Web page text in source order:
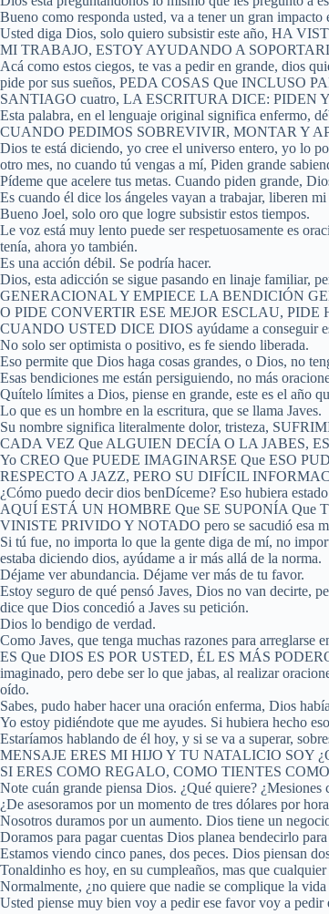
Bueno como responda usted, va a tener un gran impacto
Usted diga Dios, solo quiero subsistir este año, HA
MI TRABAJO, ESTOY AYUDANDO A
Acá como estos ciegos, te vas a pedir en grande, dios
pide por sus sueños, PEDA COSAS Que INCLUSO
SANTIAGO cuatro, LA ESCRITURA DICE: PIDEN
Esta palabra, en el lenguaje original significa
CUANDO PEDIMOS SOBREVIVIR, MONTAR Y
Dios te está diciendo, yo cree el universo entero, yo lo
otro mes, no cuando tú vengas a mí, Piden grande
Pídeme que acelere tus metas. Cuando piden grande,
Es cuando él dice los ángeles vayan a trabajar, liberen
Bueno Joel, solo oro que logre subsistir estos tiempos.
Le voz está muy lento puede ser respetuosamente es
tenía, ahora yo también.
Es una acción débil. Se podría hacer.
Dios, esta adicción se sigue pasando en linaje
GENERACIONAL Y EMPIECE LA BENDICIÓN
O PIDE CONVERTIR ESE MEJOR ESCLAU,
CUANDO USTED DICE DIOS ayúdame a conseguir
No solo ser optimista o positivo, es fe siendo liberada.
Eso permite que Dios haga cosas grandes, o Dios, no
Esas bendiciones me están persiguiendo, no más
Quítelo límites a Dios, piense en grande, este es el año
Lo que es un hombre en la escritura, que se llama Javes.
Su nombre significa literalmente dolor, tristeza,
CADA VEZ Que ALGUIEN DECÍA O LA JABES,
Yo CREO Que PUEDE IMAGINARSE Que ESO
RESPECTO A JAZZ, PERO SU DIFÍCIL
¿Cómo puedo decir dios benDíceme? Eso hubiera
AQUÍ ESTÁ UN HOMBRE Que SE SUPONÍA Que
VINISTE PRIVIDO Y NOTADO pero se sacudió esa
Si tú fue, no importa lo que la gente diga de mí, no
estaba diciendo dios, ayúdame a ir más allá de la norma.
Déjame ver abundancia. Déjame ver más de tu favor.
Estoy seguro de qué pensó Javes, Dios no van decirte,
dice que Dios concedió a Javes su petición.
Dios lo bendigo de verdad.
Como Javes, que tenga muchas razones para
ES Que DIOS ES POR USTED, ÉL ES MÁS
imaginado, pero debe ser lo que jabas, al realizar
oído.
Sabes, pudo haber hacer una oración enferma, Dios
Yo estoy pidiéndote que me ayudes. Si hubiera hecho
Estaríamos hablando de él hoy, y si se va a superar,
MENSAJE ERES MI HIJO Y TU NATALICIO SOY
SI ERES COMO REGALO, COMO TIENTES
Note cuán grande piensa Dios. ¿Qué quiere? ¿Mesiones
¿De asesoramos por un momento de tres dólares por
Nosotros duramos por un aumento. Dios tiene un
Doramos para pagar cuentas Dios planea bendecirlo
Estamos viendo cinco panes, dos peces. Dios piensan
Tonaldinho es hoy, en su cumpleaños, mas que
Normalmente, ¿no quiere que nadie se complique la
Usted piense muy bien voy a pedir ese favor voy a pedir